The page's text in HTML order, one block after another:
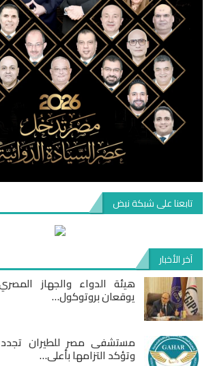
تابعنا على شبكة نبض
آخر الأخبار
هيئة الدواء والجهاز
يوقعان بروتوكول…
وتؤكد التزامها بأعلى…